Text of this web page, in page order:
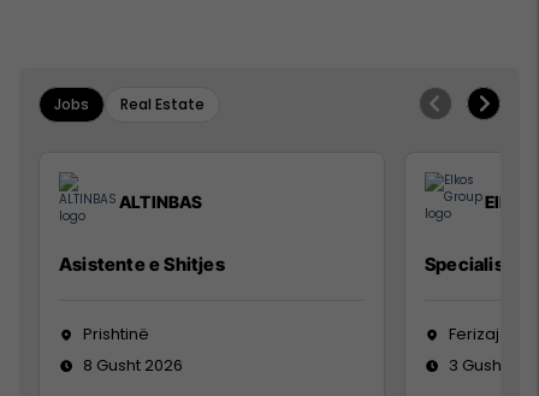
Jobs Real Estate
ALTINBAS
Asistente e Shitjes
Prishtinë
8 Gusht 2026
Elkos
Specialist
Ferizaj
3 Gusht